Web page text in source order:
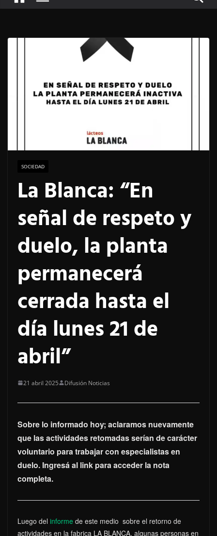
SOCIEDAD
La Blanca: “En
señal de respeto y
duelo, la planta
permanecerá
cerrada hasta el
día lunes 21 de
abril”
21 abril 2025 Difusión Noticias
Sobre lo informado hoy; aclaramos nuevamente
que las actividades retomadas serían de carácter
voluntario para trabajar con especialistas en
duelo. Ingresá al link para acceder la nota
completa.
Luego del informe de este medio sobre el retorno de
actividades en la fabrica LA BLANCA, algunas personas en